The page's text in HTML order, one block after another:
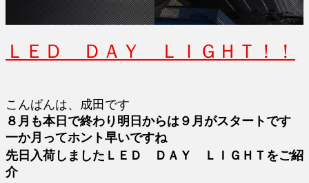
ＬＥＤ ＤＡＹ ＬＩＧＨＴ！！
こんばんは、成田です
８月も本日で終わり明日からは９月がスタートです
一か月ってホント早いですね
先日入荷しましたＬＥＤ ＤＡＹ ＬＩＧＨＴをご紹
介